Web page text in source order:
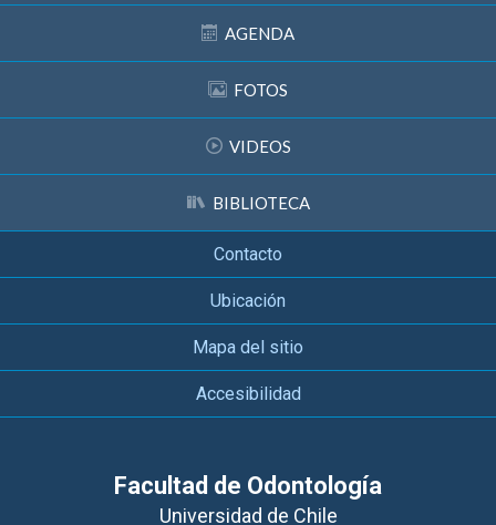
AGENDA
FOTOS
VIDEOS
BIBLIOTECA
Contacto
Ubicación
Mapa del sitio
Accesibilidad
Facultad de Odontología
Universidad de Chile